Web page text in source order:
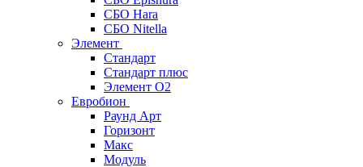
СБО Hara
СБО Nitella
Элемент
Стандарт
Стандарт плюс
Элемент О2
Евробион
Раунд Арт
Горизонт
Макс
Модуль